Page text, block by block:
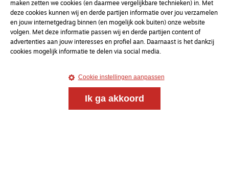
MagazineOnderweg
Kvk-nummer 33277063
NL46 INGB 0117 5827 86
info@onderwegonline.nl
maken zetten we cookies (en daarmee vergelijkbare technieken) in. Met
deze cookies kunnen wij en derde partijen informatie over jou verzamelen
en jouw internetgedrag binnen (en mogelijk ook buiten) onze website
volgen. Met deze informatie passen wij en derde partijen content of
advertenties aan jouw interesses en profiel aan. Daarnaast is het dankzij
cookies mogelijk informatie te delen via social media.
Cookie instellingen aanpassen
Ik ga akkoord